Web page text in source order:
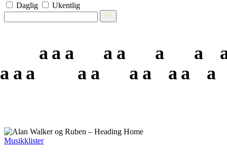
Daglig
Ukentlig
a a
a a
a
a
a
a
a
a
a
Musikklister